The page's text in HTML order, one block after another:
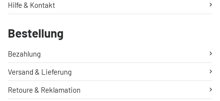
Hilfe & Kontakt
Bestellung
Bezahlung
Versand & Lieferung
Retoure & Reklamation